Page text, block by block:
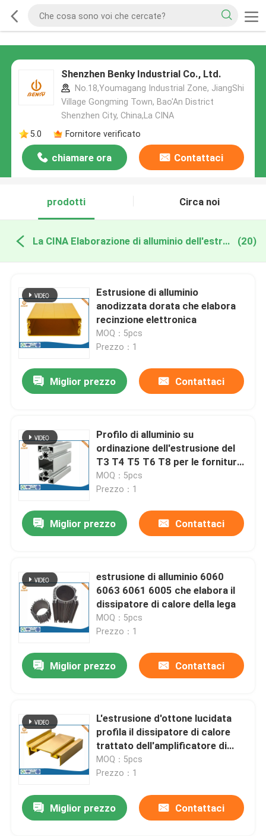
Shenzhen Benky Industrial Co., Ltd.
No.18,Youmagang Industrial Zone, JiangShi
Village Gongming Town, Bao'An District
Shenzhen City, China,La CINA
5.0
Fornitore verificato
chiamare ora Contattaci
prodotti Circa noi
La CINA Elaborazione di alluminio dell'estrusione (20)
Estrusione di alluminio
anodizzata dorata che elabora
recinzione elettronica
MOQ：5pcs
Prezzo：1
Miglior prezzo Contattaci
Profilo di alluminio su
ordinazione dell'estrusione del
T3 T4 T5 T6 T8 per le forniture
di ufficio
MOQ：5pcs
Prezzo：1
Miglior prezzo Contattaci
estrusione di alluminio 6060
6063 6061 6005 che elabora il
dissipatore di calore della lega
MOQ：5pcs
Prezzo：1
Miglior prezzo Contattaci
L'estrusione d'ottone lucidata
profila il dissipatore di calore
trattato dell'amplificatore di
potenza
MOQ：5pcs
Prezzo：1
Miglior prezzo Contattaci